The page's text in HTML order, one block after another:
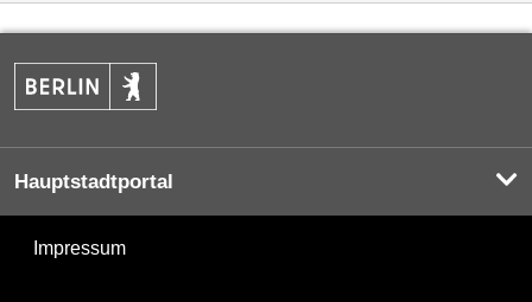
Hauptstadtportal
Impressum